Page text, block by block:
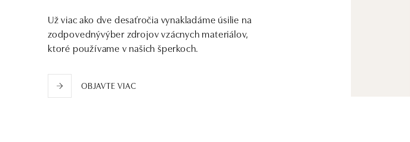
Už viac ako dve desaťročia vynakladáme úsilie na
zodpovednývýber zdrojov vzácnych materiálov,
ktoré používame v našich šperkoch.
OBJAVTE VIAC